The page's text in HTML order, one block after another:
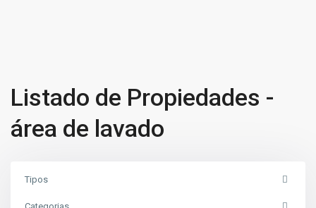
Listado de Propiedades -
área de lavado
Tipos